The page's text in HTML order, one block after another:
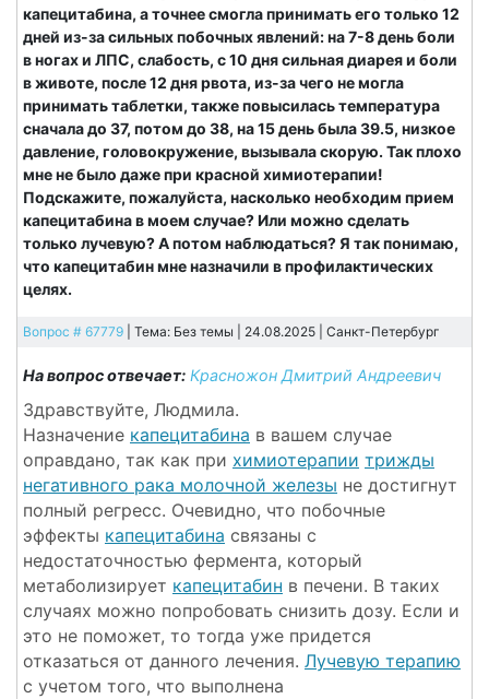
капецитабина, а точнее смогла принимать его только 12
дней из-за сильных побочных явлений: на 7-8 день боли
в ногах и ЛПС, слабость, с 10 дня сильная диарея и боли
в животе, после 12 дня рвота, из-за чего не могла
принимать таблетки, также повысилась температура
сначала до 37, потом до 38, на 15 день была 39.5, низкое
давление, головокружение, вызывала скорую. Так плохо
мне не было даже при красной химиотерапии!
Подскажите, пожалуйста, насколько необходим прием
капецитабина в моем случае? Или можно сделать
только лучевую? А потом наблюдаться? Я так понимаю,
что капецитабин мне назначили в профилактических
целях.
Вопрос # 67779 | Тема: Без темы | 24.08.2025 | Санкт-Петербург
На вопрос отвечает: Красножон Дмитрий Андреевич
Здравствуйте, Людмила.
Назначение капецитабина в вашем случае
оправдано, так как при химиотерапии трижды
негативного рака молочной железы не достигнут
полный регресс. Очевидно, что побочные
эффекты капецитабина связаны с
недостаточностью фермента, который
метаболизирует капецитабин в печени. В таких
случаях можно попробовать снизить дозу. Если и
это не поможет, то тогда уже придется
отказаться от данного лечения. Лучевую терапию
с учетом того, что выполнена